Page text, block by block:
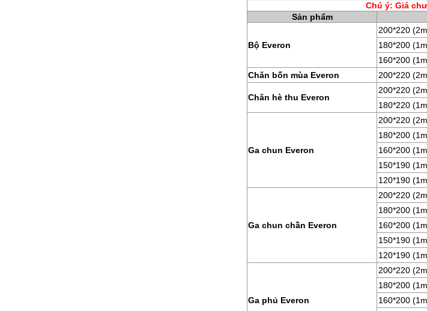
Chú ý: Giá
Sản phẩm
Bộ Everon
200*220
180*200
160*200
Chăn bốn mùa Everon
200*220
Chăn hè thu Everon
200*220
180*220
Ga chun Everon
200*220
180*200
160*200
150*190
120*190
Ga chun chần Everon
200*220
180*200
160*200
150*190
120*190
Ga phủ Everon
200*220
180*200
160*200